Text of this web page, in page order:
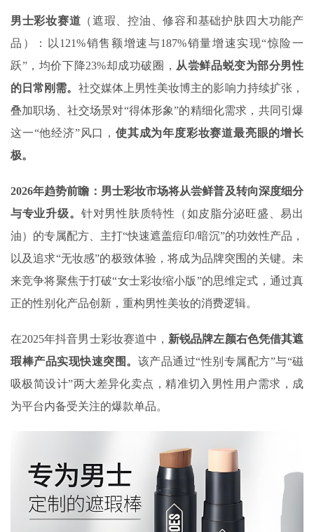
男士彩妆赛道 （遮瑕、控油、修容和基础护肤‌四大功能产
品）：以121%销售额增速与187%销量增速实现“惊险一
跃”，均价下降23%却成功破圈， 从尝鲜品蜕变为部分男性
的日常刚需。 社交媒体上男性美妆博主的影响力持续扩张，
叠加职场、社交场景对“得体形象”的精细化需求，共同引爆
这一“他经济”风口， 使其成为年度彩妆赛道最亮眼的增长
极。
2026年趋势前瞻：男士彩妆市场将从尝鲜普及转向深度细分
与专业升级。 针对男性肤质特性（如皮脂分泌旺盛、易出
油）的专属配方、主打“快速遮盖痘印/暗沉”的功效性产品，
以及追求“无妆感”的极致体验，将成为品牌突围的关键。未
来竞争将聚焦于打破“女士彩妆缩小版”的思维定式，通过真
正的性别化产品创新，重构男性美妆的消费逻辑。
在2025年抖音男士彩妆赛道中， 新锐品牌左颜右色凭借其遮
瑕棒产品实现快速突围。 该产品通过“性别专属配方”与“磁
吸极简设计”两大差异化卖点，精准切入男性用户需求，成
为平台内备受关注的爆款单品。